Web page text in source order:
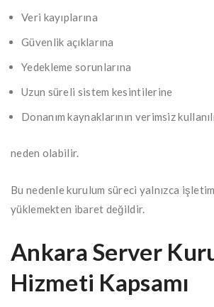
Veri kayıplarına
Güvenlik açıklarına
Yedekleme sorunlarına
Uzun süreli sistem kesintilerine
Donanım kaynaklarının verimsiz
neden olabilir.
Bu nedenle kurulum süreci yalnızca
yüklemekten ibaret değildir.
Ankara Server
Hizmeti Kapsamı